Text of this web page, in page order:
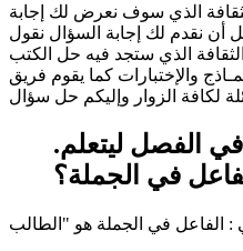
الذي سوف نعرض لك إجابة
أن نقدم لك إجابة السؤال نقول
الذي ستجد فيه حل الكتب
والإختبارات كما يقوم فريق
لكافة الزوار وإليكم حل سؤال
الفصل ليتعلم.